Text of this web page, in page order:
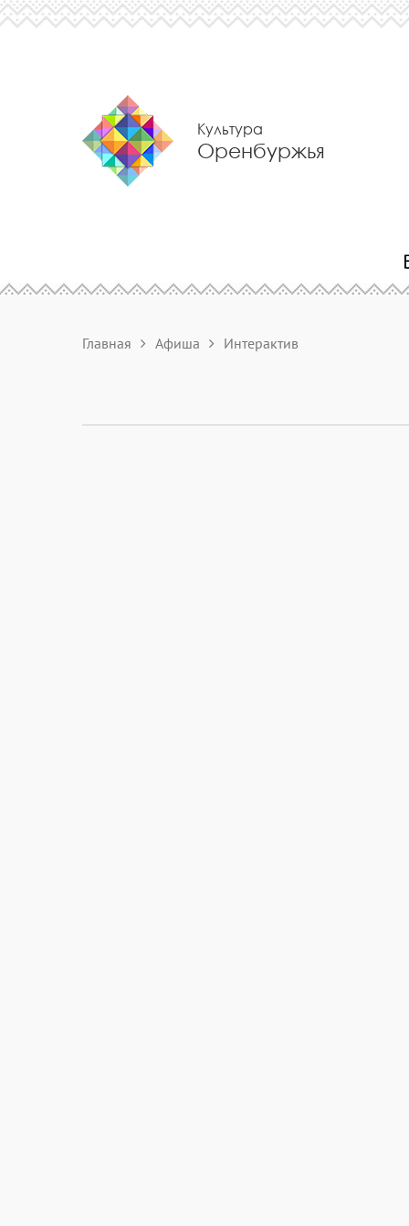
Культура
Оренбуржья
Главная Афиша Интерактив